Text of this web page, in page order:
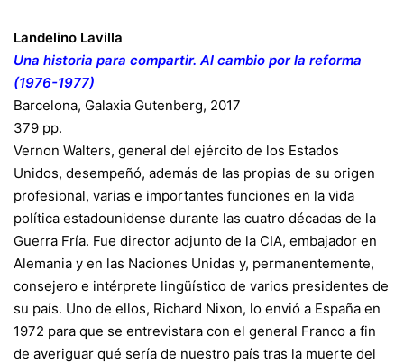
Landelino Lavilla
Una historia para compartir. Al cambio por la reforma
(1976-1977)
Barcelona, Galaxia Gutenberg, 2017
379 pp.
Vernon Walters, general del ejército de los Estados
Unidos, desempeñó, además de las propias de su origen
profesional, varias e importantes funciones en la vida
política estadounidense durante las cuatro décadas de la
Guerra Fría. Fue director adjunto de la CIA, embajador en
Alemania y en las Naciones Unidas y, permanentemente,
consejero e intérprete lingüístico de varios presidentes de
su país. Uno de ellos, Richard Nixon, lo envió a España en
1972 para que se entrevistara con el general Franco a fin
de averiguar qué sería de nuestro país tras la muerte del